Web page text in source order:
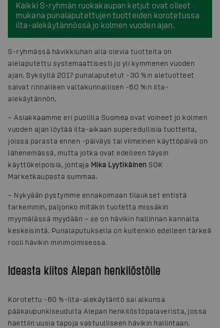
Kaikki S-ryhmän ruokakaupan ketjut ovat olleet
mukana punalaputettujen tuotteiden korotetussa
ilta-alekäytännössä jo kolmen vuoden ajan.
S-ryhmässä hävikkiuhan alla olevia tuotteita on
alelaputettu systemaattisesti jo yli kymmenen vuoden
ajan. Syksyllä 2017 punalaputetut -30 %:n aletuotteet
saivat rinnalleen valtakunnallisen -60 %:n ilta-
alekäytännön.
– Asiakkaamme eri puolilla Suomea ovat voineet jo kolmen
vuoden ajan löytää ilta-aikaan superedullisia tuotteita,
joissa parasta ennen -päiväys tai viimeinen käyttöpäivä on
lähenemässä, mutta jotka ovat edelleen täysin
käyttökelpoisia, johtaja Mika Lyytikäinen SOK
Marketkaupasta summaa.
– Nykyään pystymme ennakoimaan tilaukset entistä
tarkemmin, paljonko mitäkin tuotetta missäkin
myymälässä myydään – se on hävikin hallinnan kannalta
keskeisintä. Punalaputuksella on kuitenkin edelleen tärkeä
rooli hävikin minimoimisessa.
Ideasta kiitos Alepan henkilöstölle
Korotettu -60 %-ilta-alekäytäntö sai alkunsa
pääkaupunkiseudulta Alepan henkilöstöpalaverista, jossa
haettiin uusia tapoja vastuulliseen hävikin hallintaan.